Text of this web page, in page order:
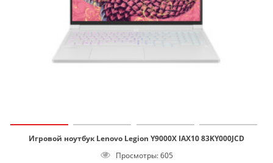
Игровой ноутбук Lenovo Legion Y9000X IAX10 83KY000JCD
Просмотры: 605